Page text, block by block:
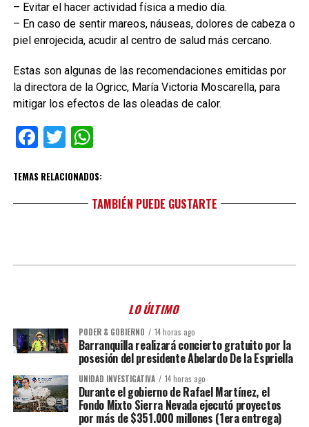
– Evitar el hacer actividad física a medio día.
– En caso de sentir mareos, náuseas, dolores de cabeza o
piel enrojecida, acudir al centro de salud más cercano.
Estas son algunas de las recomendaciones emitidas por
la directora de la Ogricc, María Victoria Moscarella, para
mitigar los efectos de las oleadas de calor.
Facebook
TwitterWhatsApp
TEMAS RELACIONADOS:
TAMBIÉN PUEDE GUSTARTE
LO ÚLTIMO
PODER & GOBIERNO 14 horas ago
Barranquilla realizará concierto gratuito por la
posesión del presidente Abelardo De la Espriella
UNIDAD INVESTIGATIVA 14 horas ago
Durante el gobierno de Rafael Martínez, el
Fondo Mixto Sierra Nevada ejecutó proyectos
por más de $351.000 millones (1era entrega)